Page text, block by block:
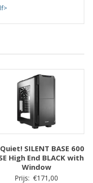
SILENT BASE 600
High End BLACK with
Window
Prijs: €171,00